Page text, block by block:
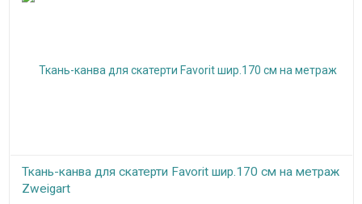
Ткань-канва для скатерти Favorit шир.170 см на метраж
Zweigart